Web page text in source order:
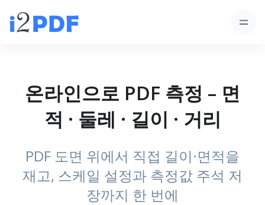
온라인으로 PDF 측정 – 면
적 · 둘레 · 길이 · 거리
PDF 도면 위에서 직접 길이·면적을
재고, 스케일 설정과 측정값 주석 저
장까지 한 번에